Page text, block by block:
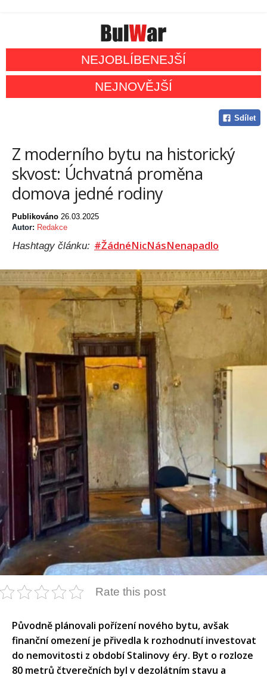
NEJOBLÍBENEJŠÍ
NEJNOVĚJŠÍ
Sdílet
Z moderního bytu na historický
skvost: Úchvatná proměna
domova jedné rodiny
Publikováno 26.03.2025
Autor: Redakce
Hashtagy článku: #ŽádnéNicNásNenapadlo
Rate this post
Původně plánovali pořízení nového bytu, avšak
finanční omezení je přivedla k rozhodnutí investovat
do nemovitosti z období Stalinovy éry. Byt o rozloze
80 metrů čtverečních byl v dezolátním stavu a